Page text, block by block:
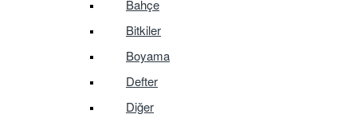
Bahçe
Bitkiler
Boyama
Defter
Diğer